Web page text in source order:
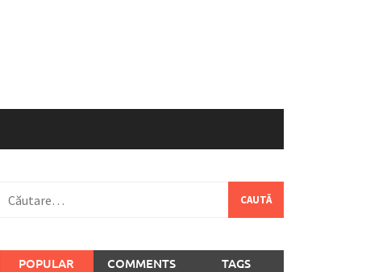
după:
POPULAR COMMENTS TAGS